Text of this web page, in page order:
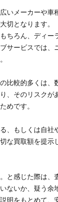
いメーカーや車
切となります。
ちろん、ディー
サービスでは、
比較的多くは、
、そのリスクが
めです。
、もしくは自社
な買取額を提示
と感じた際は、
ないか、疑う余
明をもとめて、